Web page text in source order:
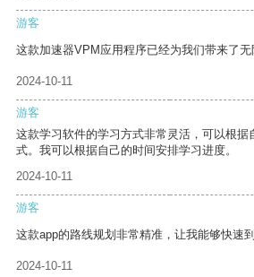
游客
这款加速器VPM应用程序已经为我们带来了无
2024-10-11
游客
这款学习软件的学习方式非常灵活，可以根据
式。我可以根据自己的时间安排学习进度。
2024-10-11
游客
这款app的路线规划非常精准，让我能够快速到
2024-10-11